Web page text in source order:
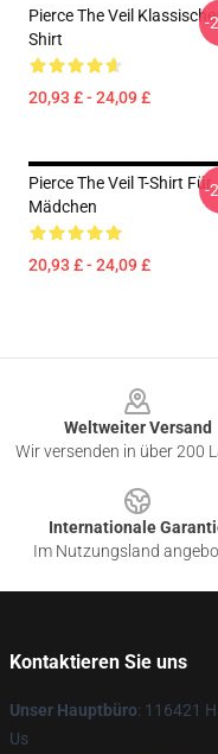
Pierce The Veil
Shirt
20,93 £ - 24,09 £
-
Pierce The Veil T-Shirt Für
Mädchen
20,93 £ - 24,09 £
-
Weltweiter Versand
Wir versenden in über 200
Internationale
Im Nutzungsland
Kontaktieren Sie uns
Unser Hauptbüro: 116421
Us